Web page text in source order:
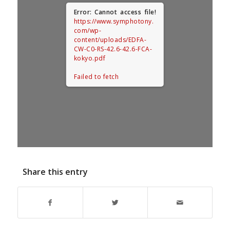
Error: Cannot access file!
https://www.symphotony.
com/wp-
content/uploads/EDFA-
CW-C0-RS-42.6-42.6-FCA-
kokyo.pdf
Failed to fetch
Share this entry